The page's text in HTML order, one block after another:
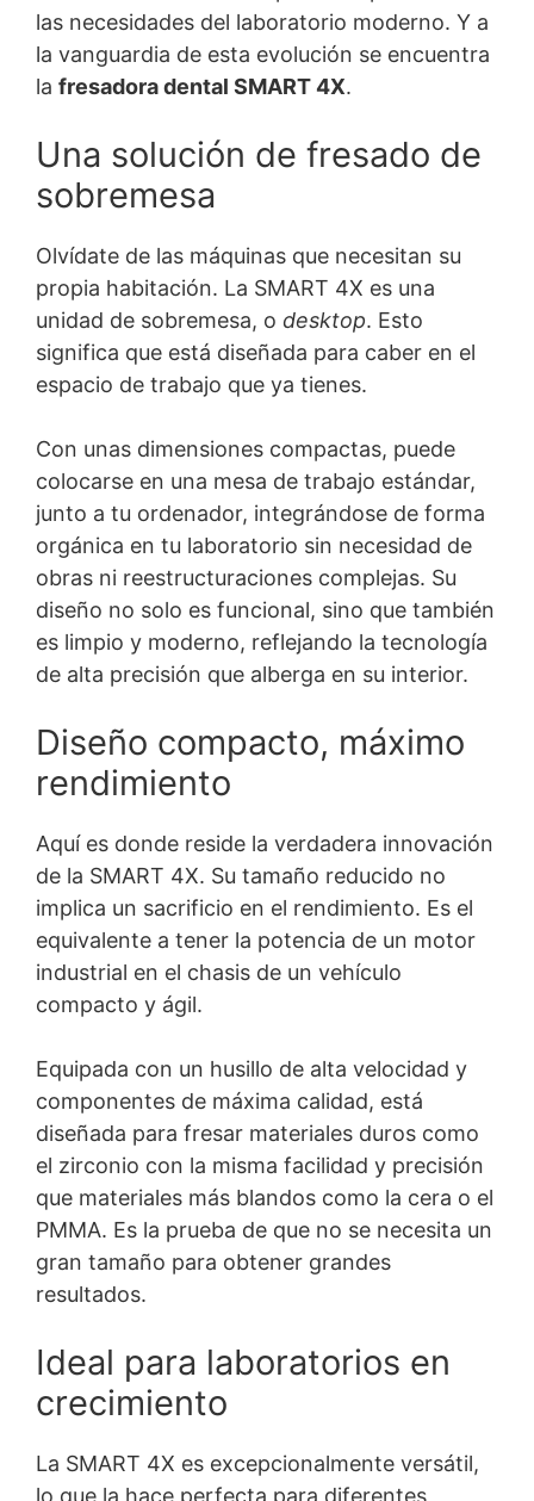
las necesidades del laboratorio moderno. Y a
la vanguardia de esta evolución se encuentra
la fresadora dental SMART 4X.
Una solución de fresado de
sobremesa
Olvídate de las máquinas que necesitan su
propia habitación. La SMART 4X es una
unidad de sobremesa, o desktop. Esto
significa que está diseñada para caber en el
espacio de trabajo que ya tienes.
Con unas dimensiones compactas, puede
colocarse en una mesa de trabajo estándar,
junto a tu ordenador, integrándose de forma
orgánica en tu laboratorio sin necesidad de
obras ni reestructuraciones complejas. Su
diseño no solo es funcional, sino que también
es limpio y moderno, reflejando la tecnología
de alta precisión que alberga en su interior.
Diseño compacto, máximo
rendimiento
Aquí es donde reside la verdadera innovación
de la SMART 4X. Su tamaño reducido no
implica un sacrificio en el rendimiento. Es el
equivalente a tener la potencia de un motor
industrial en el chasis de un vehículo
compacto y ágil.
Equipada con un husillo de alta velocidad y
componentes de máxima calidad, está
diseñada para fresar materiales duros como
el zirconio con la misma facilidad y precisión
que materiales más blandos como la cera o el
PMMA. Es la prueba de que no se necesita un
gran tamaño para obtener grandes
resultados.
Ideal para laboratorios en
crecimiento
La SMART 4X es excepcionalmente versátil,
lo que la hace perfecta para diferentes